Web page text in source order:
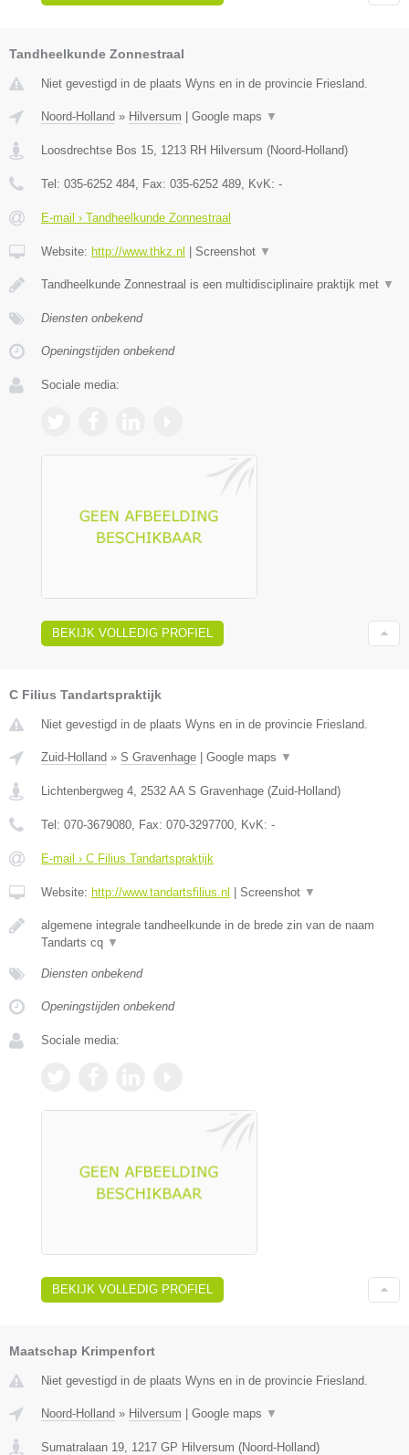
Tandheelkunde Zonnestraal
Niet gevestigd in de plaats Wyns en in de provincie Friesland.
Noord-Holland » Hilversum | Google maps ▼
Loosdrechtse Bos 15 1213 RH Hilversum (Noord-Holland)
Tel: 035-6252 484 , Fax: 035-6252 489 , KvK: -
E-mail › Tandheelkunde Zonnestraal
Website: http://www.thkz.nl | Screenshot ▼
Tandheelkunde Zonnestraal is een multidisciplinaire praktijk met ▼
Diensten onbekend
Openingstijden onbekend
Sociale media:
BEKIJK VOLLEDIG PROFIEL
C Filius Tandartspraktijk
Niet gevestigd in de plaats Wyns en in de provincie Friesland.
Zuid-Holland » S Gravenhage Google maps ▼
Lichtenbergweg 4, 2532 AA S Gravenhage (Zuid-Holland)
Tel: 070-3679080, Fax: 070-3297700, KvK: -
E-mail › C Filius Tandartspraktijk
Website: http://www.tandartsfilius.nl Screenshot ▼
algemene integrale tandheelkunde in de brede zin van de naam
Tandarts cq ▼
Diensten onbekend
Openingstijden onbekend
Sociale media:
BEKIJK VOLLEDIG PROFIEL
Maatschap Krimpenfort
Niet gevestigd in de plaats Wyns en in de provincie Friesland.
Noord-Holland » Hilversum Google maps ▼
Sumatralaan 19 1217 GP Hilversum (Noord-Holland)